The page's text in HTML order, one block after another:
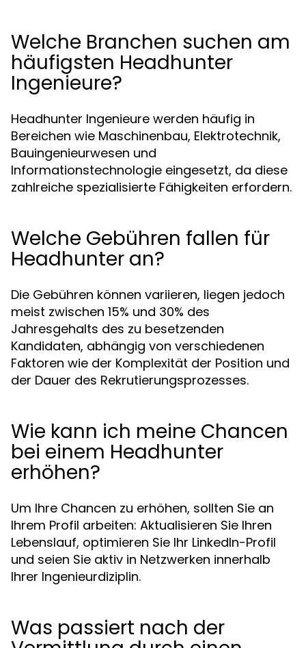
Welche Branchen suchen am
häufigsten Headhunter
Ingenieure?
Headhunter Ingenieure werden häufig in
Bereichen wie Maschinenbau, Elektrotechnik,
Bauingenieurwesen und
Informationstechnologie eingesetzt, da diese
zahlreiche spezialisierte Fähigkeiten erfordern.
Welche Gebühren fallen für
Headhunter an?
Die Gebühren können variieren, liegen jedoch
meist zwischen 15% und 30% des
Jahresgehalts des zu besetzenden
Kandidaten, abhängig von verschiedenen
Faktoren wie der Komplexität der Position und
der Dauer des Rekrutierungsprozesses.
Wie kann ich meine Chancen
bei einem Headhunter
erhöhen?
Um Ihre Chancen zu erhöhen, sollten Sie an
Ihrem Profil arbeiten: Aktualisieren Sie Ihren
Lebenslauf, optimieren Sie Ihr LinkedIn-Profil
und seien Sie aktiv in Netzwerken innerhalb
Ihrer Ingenieurdiziplin.
Was passiert nach der